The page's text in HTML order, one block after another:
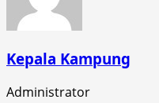
Kepala Kampung
Administrator